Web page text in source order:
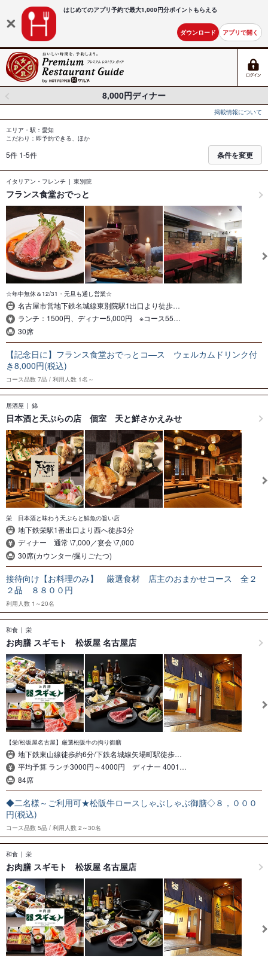
はじめてのアプリ予約で最大1,000円分ポイントもらえる
ダウンロード アプリで開く
8,000円ディナー
掲載情報について
エリア・駅：愛知
こだわり：即予約できる、ほか
5件 1-5件 条件を変更
イタリアン・フレンチ 東別院
フランス食堂おでっと
☆年中無休＆12/31・元旦も通し営業☆
名古屋市営地下鉄名城線東別院駅1出口より徒歩…
ランチ：1500円、ディナー5,000円 ※コース55…
30席
【記念日に】フランス食堂おでっとコ―ス ウェルカムドリンク付
き8,000円(税込)
コース品数 7品 利用人数 1名～
居酒屋 錦
日本酒と天ぷらの店 個室 天と鮮さかえみせ
栄 日本酒と味わう天ぷらと鮮魚の旨い店
地下鉄栄駅1番出口より西へ徒歩3分
ディナー 通常 \7,000／宴会 \7,000
30席(カウンター/掘りごたつ)
接待向け【お料理のみ】 厳選食材 店主のおまかせコース 全２
２品 ８８００円
利用人数 1～20名
和食 栄
お肉膳 スギモト 松坂屋 名古屋店
【栄/松坂屋名古屋】厳選松阪牛の拘り御膳
地下鉄東山線徒歩約6分/下鉄名城線矢場町駅徒歩…
平均予算 ランチ3000円～4000円 ディナー 4001…
84席
◆二名様～ご利用可★松阪牛ロースしゃぶしゃぶ御膳◇８，０００
円(税込)
コース品数 5品 利用人数 2～30名
和食 栄
お肉膳 スギモト 松坂屋 名古屋店